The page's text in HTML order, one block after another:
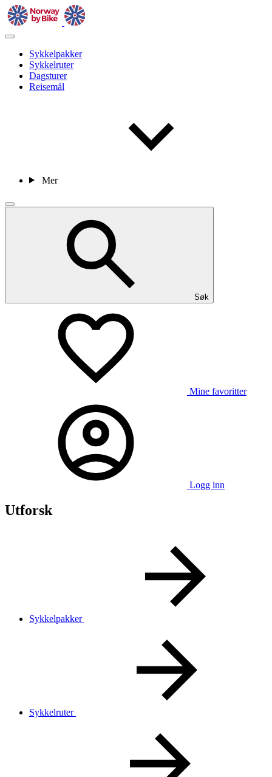
Sykkelpakker
Sykkelruter
Dagsturer
Reisemål
Mer
Søk
Mine favoritter
Logg inn
Utforsk
Sykkelpakker
Sykkelruter